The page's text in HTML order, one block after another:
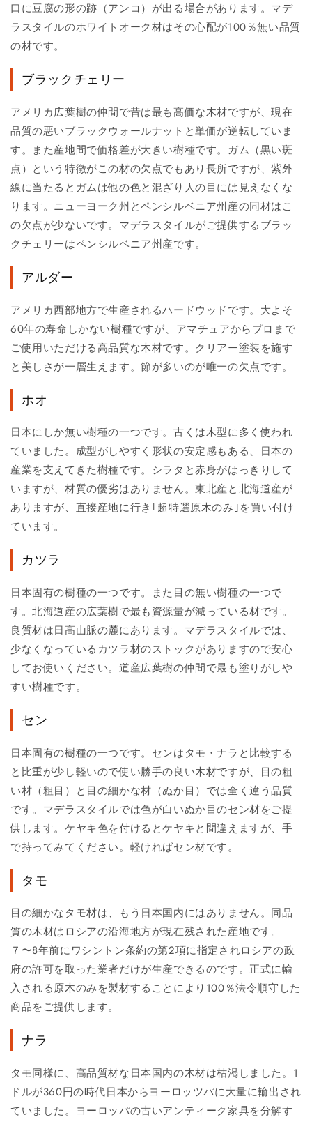
口に豆腐の形の跡（アンコ）が出る場合があります。マデ
ラスタイルのホワイトオーク材はその心配が100％無い品質
の材です。
ブラックチェリー
アメリカ広葉樹の仲間で昔は最も高価な木材ですが、現在
品質の悪いブラックウォールナットと単価が逆転していま
す。また産地間で価格差が大きい樹種です。ガム（黒い斑
点）という特徴がこの材の欠点でもあり長所ですが、紫外
線に当たるとガムは他の色と混ざり人の目には見えなくな
ります。ニューヨーク州とペンシルベニア州産の同材はこ
の欠点が少ないです。マデラスタイルがご提供するブラッ
クチェリーはペンシルベニア州産です。
アルダー
アメリカ西部地方で生産されるハードウッドです。大よそ
60年の寿命しかない樹種ですが、アマチュアからプロまで
ご使用いただける高品質な木材です。クリアー塗装を施す
と美しさが一層生えます。節が多いのが唯一の欠点です。
ホオ
日本にしか無い樹種の一つです。古くは木型に多く使われ
ていました。成型がしやすく形状の安定感もある、日本の
産業を支えてきた樹種です。シラタと赤身がはっきりして
いますが、材質の優劣はありません。東北産と北海道産が
ありますが、直接産地に行き｢超特選原木のみ｣を買い付け
ています。
カツラ
日本固有の樹種の一つです。また目の無い樹種の一つで
す。北海道産の広葉樹で最も資源量が減っている材です。
良質材は日高山脈の麓にあります。マデラスタイルでは、
少なくなっているカツラ材のストックがありますので安心
してお使いください。道産広葉樹の仲間で最も塗りがしや
すい樹種です。
セン
日本固有の樹種の一つです。センはタモ・ナラと比較する
と比重が少し軽いので使い勝手の良い木材ですが、目の粗
い材（粗目）と目の細かな材（ぬか目）では全く違う品質
です。マデラスタイルでは色が白いぬか目のセン材をご提
供します。ケヤキ色を付けるとケヤキと間違えますが、手
で持ってみてください。軽ければセン材です。
タモ
目の細かなタモ材は、もう日本国内にはありません。同品
質の木材はロシアの沿海地方が現在残された産地です。
７〜8年前にワシントン条約の第2項に指定されロシアの政
府の許可を取った業者だけが生産できるのです。正式に輸
入される原木のみを製材することにより100％法令順守した
商品をご提供します。
ナラ
タモ同様に、高品質材な日本国内の木材は枯渇しました。1
ドルが360円の時代日本からヨーロッツパに大量に輸出され
ていました。ヨーロッパの古いアンティーク家具を分解す